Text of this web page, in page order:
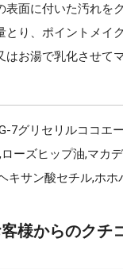
表面に付いた汚れを
とり、ポイントメイ
はお湯で乳化させて
7グリセリルココエ
ーズヒップ油,マカ
キサン酸セチル,ホホ
様からのクチ